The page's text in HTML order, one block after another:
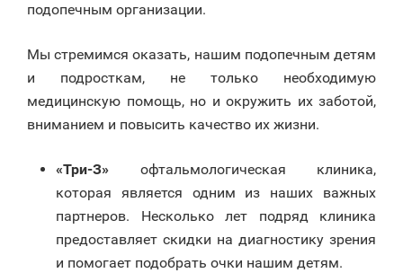
подопечным организации.
Мы стремимся оказать, нашим подопечным детям
и подросткам, не только необходимую
медицинскую помощь, но и окружить их заботой,
вниманием и повысить качество их жизни.
«Три-З» офтальмологическая клиника,
которая является одним из наших важных
партнеров. Несколько лет подряд клиника
предоставляет скидки на диагностику зрения
и помогает подобрать очки нашим детям.